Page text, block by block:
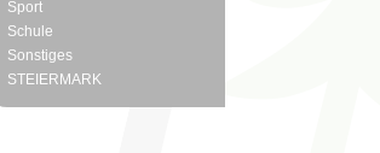
Sport
Schule
Sonstiges
STEIERMARK